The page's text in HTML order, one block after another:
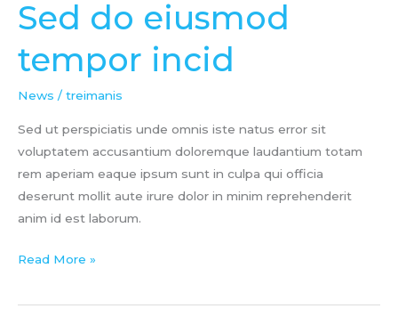
Sed do eiusmod
tempor incid
News / treimanis
Sed ut perspiciatis unde omnis iste natus error sit
voluptatem accusantium doloremque laudantium totam
rem aperiam eaque ipsum sunt in culpa qui officia
deserunt mollit aute irure dolor in minim reprehenderit
anim id est laborum.
Sed
do
eiusmod
tempor
incid
Read More »